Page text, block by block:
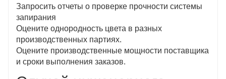
Запросить отчеты о проверке прочности системы
запирания
Оцените однородность цвета в разных
производственных партиях.
Оцените производственные мощности поставщика
и сроки выполнения заказов.